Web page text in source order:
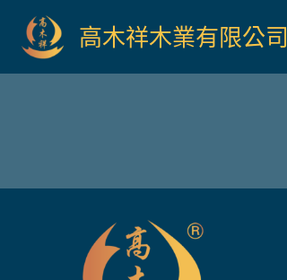
高木祥木業有限公司